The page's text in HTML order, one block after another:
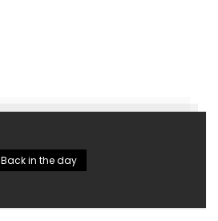
Back in the day